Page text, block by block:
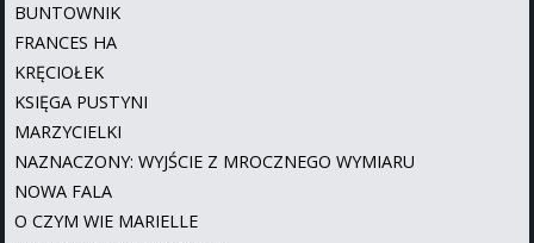
BUNTOWNIK
FRANCES HA
KRĘCIOŁEK
KSIĘGA PUSTYNI
MARZYCIELKI
NAZNACZONY: WYJŚCIE Z MROCZNEGO WYMIARU
NOWA FALA
O CZYM WIE MARIELLE